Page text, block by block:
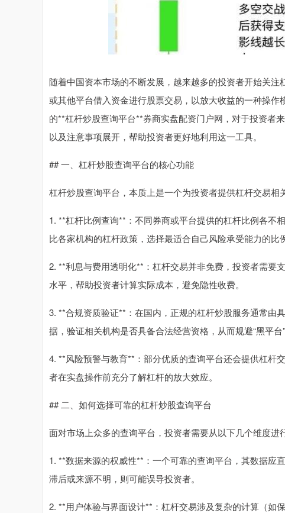
随着中国资本市场的不断发展，越来越多的投资者开始关
或其他平台借入资金进行股票交易，以放大收益的一种操
的**杠杆炒股查询平台**券商实盘配资门户网，对于投资者
以及注意事项展开，帮助投资者更好地利用这一工具。
## 一、杠杆炒股查询平台的核心功能
杠杆炒股查询平台，本质上是一个为投资者提供杠杆交易相
1. **杠杆比例查询**：不同券商或平台提供的杠杆比例各不
比各家机构的杠杆政策，选择最适合自己风险承受能力的比例
2. **利息与费用透明化**：杠杆交易并非免费，投资者需要
水平，帮助投资者计算实际成本，避免隐性收费。
3. **合规资质验证**：在国内，正规的杠杆炒股服务通常由
据，验证相关机构是否具备合法经营资格，从而规避“黑平台”
4. **风险预警与教育**：部分优质的查询平台还会提供杠杆
者在实盘操作前充分了解杠杆的放大效应。
## 二、如何选择可靠的杠杆炒股查询平台
面对市场上众多的查询平台，投资者需要从以下几个维度进
1. **数据来源的权威性**：一个可靠的查询平台，其数据应
滞后或来源不明，则可能误导投资者。
2. **用户体验与界面设计**：杠杆交易涉及复杂的计算（如